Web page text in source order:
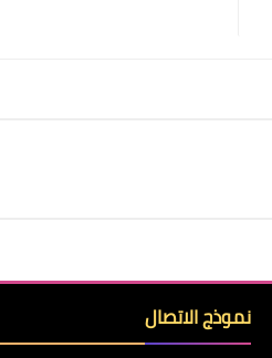
نموذج الاتصال